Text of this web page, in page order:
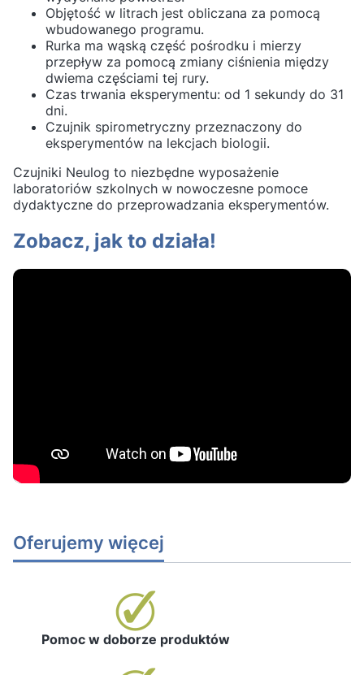
Objętość w litrach jest obliczana za pomocą
wbudowanego programu.
Rurka ma wąską część pośrodku i mierzy
przepływ za pomocą zmiany ciśnienia między
dwiema częściami tej rury.
Czas trwania eksperymentu: od 1 sekundy do 31
dni.
Czujnik spirometryczny przeznaczony do
eksperymentów na lekcjach biologii.
Czujniki Neulog to niezbędne wyposażenie
laboratoriów szkolnych w nowoczesne pomoce
dydaktyczne do przeprowadzania eksperymentów.
Zobacz, jak to działa!
Oferujemy więcej
Pomoc w doborze produktów